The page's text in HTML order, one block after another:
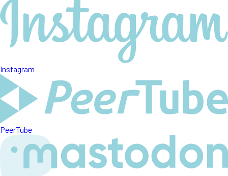
Instagram
PeerTube